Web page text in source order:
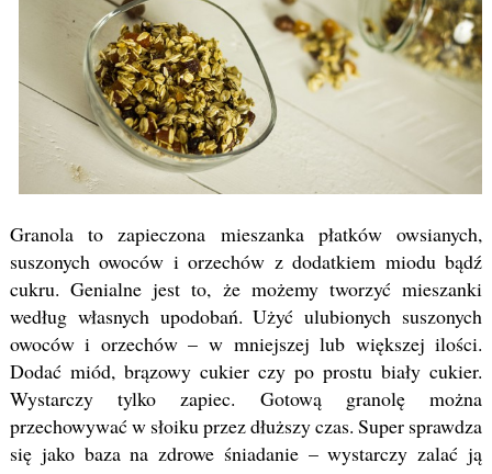
Granola to zapieczona mieszanka płatków owsianych,
suszonych owoców i orzechów z dodatkiem miodu bądź
cukru. Genialne jest to, że możemy tworzyć mieszanki
według własnych upodobań. Użyć ulubionych suszonych
owoców i orzechów – w mniejszej lub większej ilości.
Dodać miód, brązowy cukier czy po prostu biały cukier.
Wystarczy tylko zapiec. Gotową granolę można
przechowywać w słoiku przez dłuższy czas. Super sprawdza
się jako baza na zdrowe śniadanie – wystarczy zalać ją